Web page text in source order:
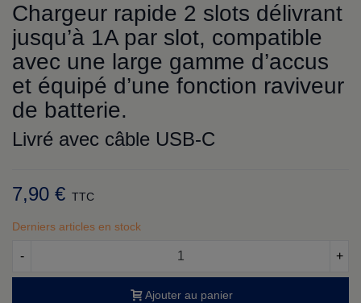
Chargeur rapide 2 slots délivrant
jusqu’à 1A par slot, compatible
avec une large gamme d’accus
et équipé d’une fonction raviveur
de batterie.
Livré avec câble USB-C
7,90 € TTC
Derniers articles en stock
- +
Ajouter au panier